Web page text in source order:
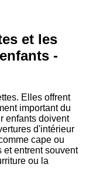
et les
-
Elles offrent
important du
enfants doivent
d'intérieur
cape ou
et entrent souvent
ou la